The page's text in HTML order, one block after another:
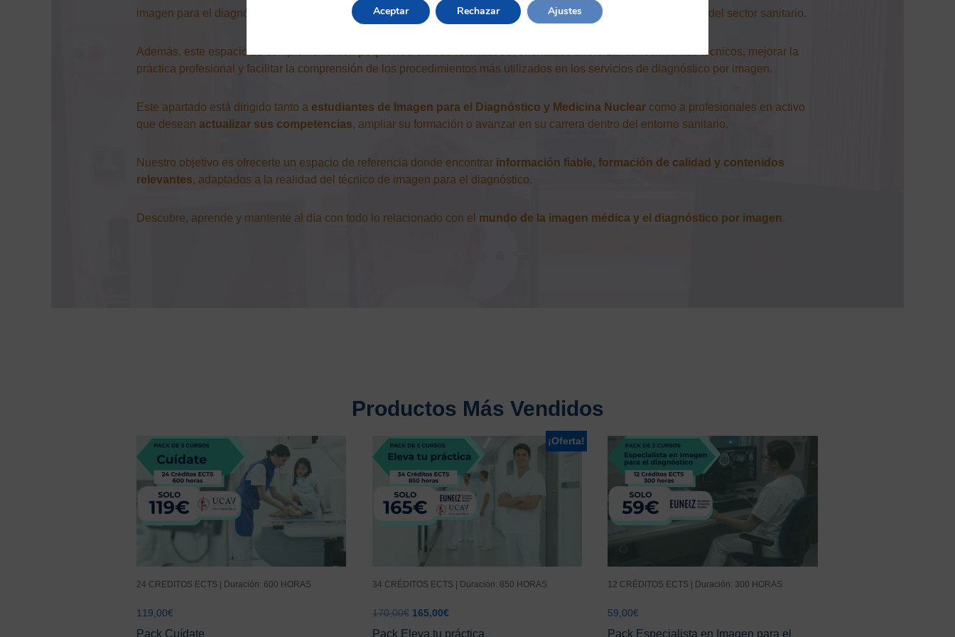
imagen para el diagnóstico y medicina nuclear, así como a estudiantes que quieren estar al día de las novedades del sector sanitario.
Además, este espacio se complementa con
, orientados a reforzar conocimientos técnicos, mejorar la
práctica profesional y facilitar la comprensión de los procedimientos más utilizados en los servicios de diagnóstico por imagen.
Este apartado está dirigido tanto a estudiantes de Imagen para el Diagnóstico y Medicina Nuclear como a profesionales en activo
que desean actualizar sus competencias, ampliar su formación o avanzar en su carrera dentro del entorno sanitario.
Nuestro objetivo es ofrecerte un espacio de referencia donde encontrar información fiable, formación de calidad y contenidos
relevantes, adaptados a la realidad del técnico de imagen para el diagnóstico.
Descubre, aprende y mantente al día con todo lo relacionado con el mundo de la imagen médica y el diagnóstico por imagen.
Productos Más Vendidos
24 CREDITOS ECTS | Duración: 600 HORAS
119,00€
Pack Cuídate
¡Oferta!
34 CRÉDITOS ECTS | Duración: 850 HORAS
170,00€ El
165,00€El
precio
Pack Eleva tu práctica
12 CRÉDITOS ECTS | Duración: 300 HORAS
59,00€
Pack Especialista en Imagen para el
Aceptar Rechazar Ajustes